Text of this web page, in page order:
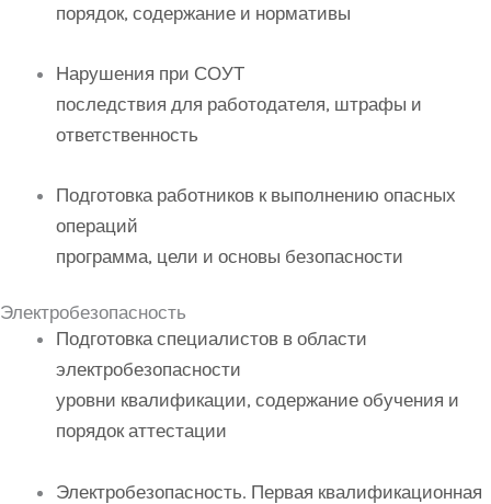
порядок, содержание и нормативы
Нарушения при СОУТ
последствия для работодателя, штрафы и
ответственность
Подготовка работников к выполнению опасных
операций
программа, цели и основы безопасности
Электробезопасность
Подготовка специалистов в области
электробезопасности
уровни квалификации, содержание обучения и
порядок аттестации
Электробезопасность. Первая квалификационная